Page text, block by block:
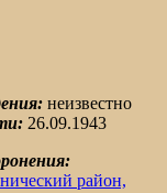
неизвестно
26.09.1943
район,